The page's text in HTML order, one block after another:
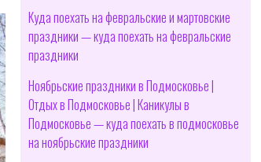
Куда поехать на февральские и мартовские
праздники — куда поехать на февральские
праздники
Ноябрьские праздники в Подмосковье |
Отдых в Подмосковье | Каникулы в
Подмосковье — куда поехать в подмосковье
на ноябрьские праздники